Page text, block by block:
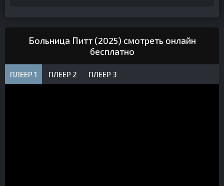
Больница Питт (2025) смотреть онлайн
бесплатно
ПЛЕЕР 1 ПЛЕЕР 2 ПЛЕЕР 3